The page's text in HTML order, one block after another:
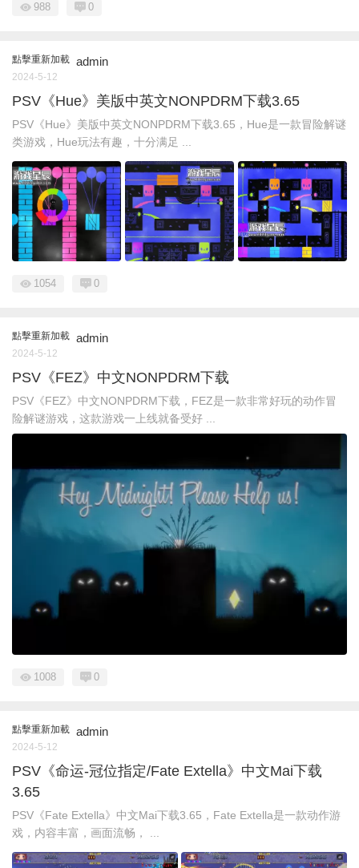
988 0
點擊重新加載 admin
2024-5-12
PSV《Hue》美版中英文NONPDRM下载3.65
PSV《Hue》美版中英文NONPDRM下载3.65，Hue是一款冒险解谜
类游戏，Hue玩法有趣，十分满足 ...
1054 0
點擊重新加載 admin
2024-5-12
PSV《FEZ》中文NONPDRM下载
PSV《FEZ》中文NONPDRM下载，FEZ是一款非常好玩的动作冒
险解谜游戏，这款游戏一上线就备受好 ...
1008 0
點擊重新加載 admin
2024-5-12
PSV《命运-冠位指定/Fate Extella》中文Mai下载
3.65
PSV《Fate Extella》中文Mai下载3.65，Fate Extella是一款动作游
戏，内容丰富，画面流畅， ...